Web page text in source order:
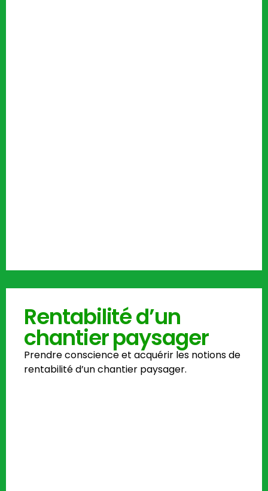
Rentabilité d’un
chantier paysager
Prendre conscience et acquérir les notions de
rentabilité d’un chantier paysager.